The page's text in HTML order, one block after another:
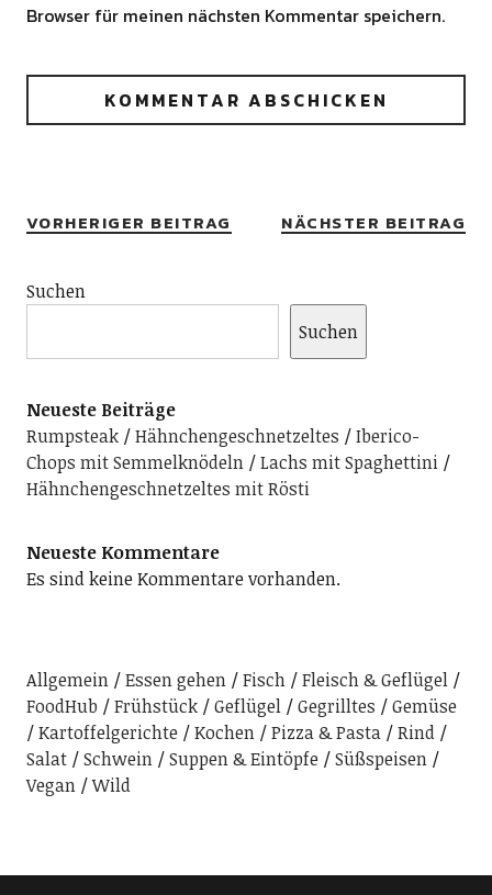
Browser für meinen nächsten Kommentar speichern.
VORHERIGER BEITRAG NÄCHSTER BEITRAG
Suchen
Suchen
Neueste Beiträge
Rumpsteak
Hähnchengeschnetzeltes
Iberico-
Chops mit Semmelknödeln
Lachs mit Spaghettini
Hähnchengeschnetzeltes mit Rösti
Neueste Kommentare
Es sind keine Kommentare vorhanden.
Allgemein Essen gehen Fisch
Fleisch & Geflügel
FoodHub
Frühstück Geflügel Gegrilltes
Gemüse
Kartoffelgerichte
Kochen Pizza & Pasta
Rind
Salat
Schwein Suppen & Eintöpfe
Süßspeisen
Vegan
Wild